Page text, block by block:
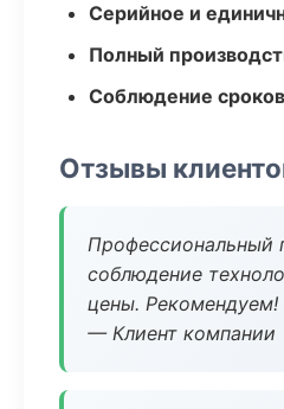
Серийное и
Полный
Соблюдение
Отзывы
Профессиональный
соблюдение
цены. Рекомендуем!
— Клиент компании